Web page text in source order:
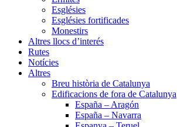
Esglésies
Esglésies fortificades
Monestirs
Altres llocs d’interés
Rutes
Notícies
Altres
Breu història de Catalunya
Edificacions de fora de Catalunya
España – Aragón
España – Navarra